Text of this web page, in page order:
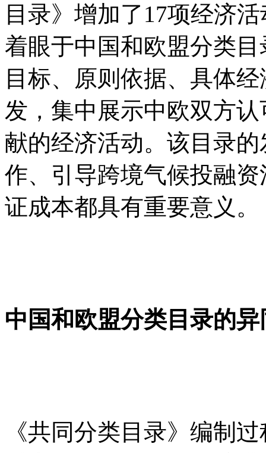
目录》增加了17项经济
着眼于中国和欧盟分类
目标、原则依据、具体
发，集中展示中欧双方
献的经济活动。该目录
作、引导跨境气候投融
证成本都具有重要意义。
中国和欧盟分类目录的异
《共同分类目录》编制